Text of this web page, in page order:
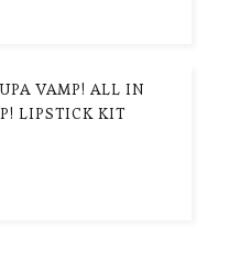
VAMP! ALL IN
LIPSTICK KIT